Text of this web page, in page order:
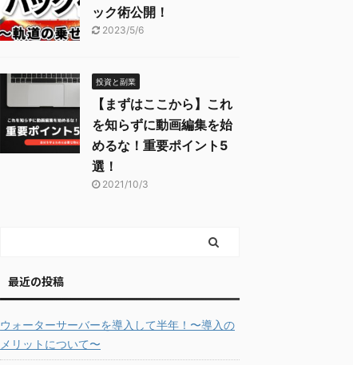
ック術公開！
2023/5/6
投資と副業
【まずはここから】これ
を知らずに動画編集を始
めるな！重要ポイント5
選！
2021/10/3
最近の投稿
ウォーターサーバーを導入して半年！〜導入の
メリットについて〜